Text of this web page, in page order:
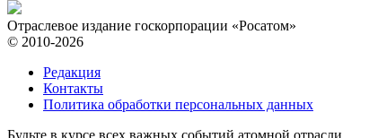
Отраслевое издание госкорпорации «Росатом»
© 2010-2026
Редакция
Контакты
Политика обработки персональных данных